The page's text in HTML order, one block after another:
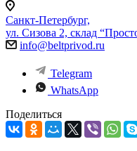
Санкт-Петербург,
ул. Сизова 2, склад
info@beltprivod.ru
Telegram
WhatsApp
Поделиться